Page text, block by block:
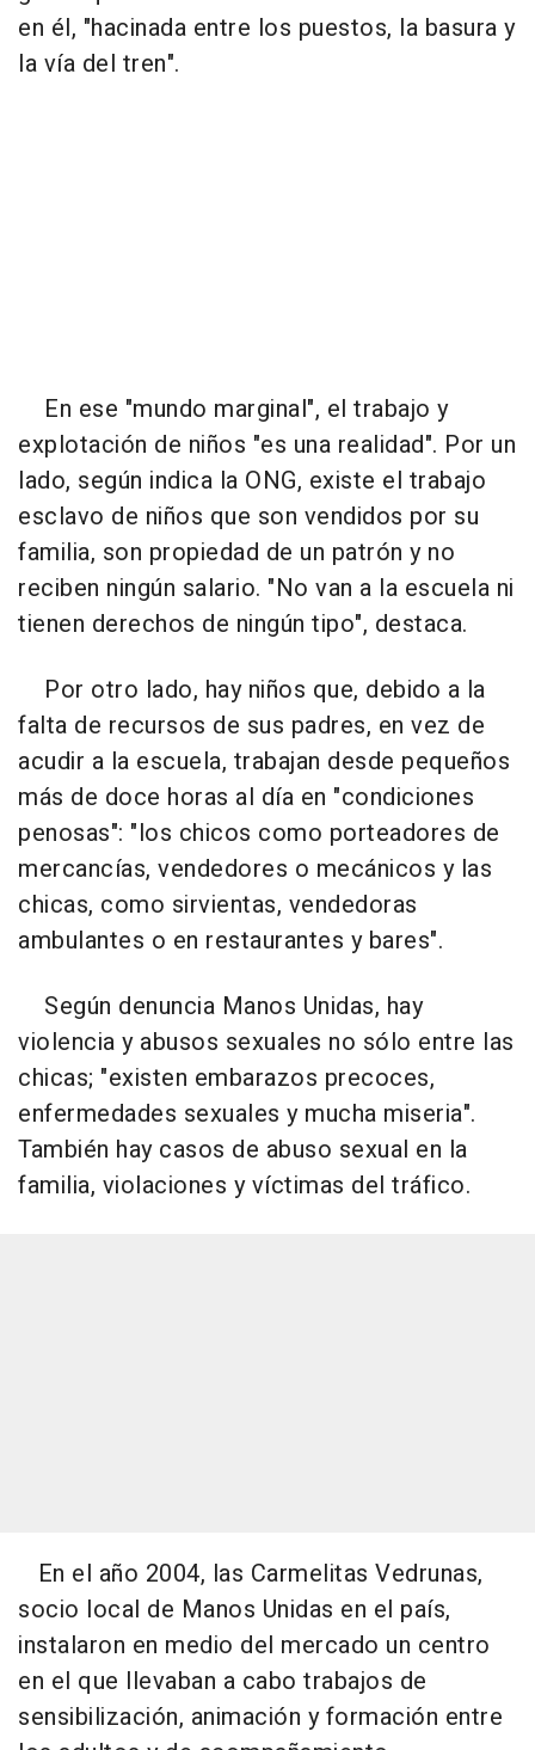
en él, "hacinada entre los puestos, la basura y
la vía del tren".
En ese "mundo marginal", el trabajo y
explotación de niños "es una realidad". Por un
lado, según indica la ONG, existe el trabajo
esclavo de niños que son vendidos por su
familia, son propiedad de un patrón y no
reciben ningún salario. "No van a la escuela ni
tienen derechos de ningún tipo", destaca.
Por otro lado, hay niños que, debido a la
falta de recursos de sus padres, en vez de
acudir a la escuela, trabajan desde pequeños
más de doce horas al día en "condiciones
penosas": "los chicos como porteadores de
mercancías, vendedores o mecánicos y las
chicas, como sirvientas, vendedoras
ambulantes o en restaurantes y bares".
Según denuncia Manos Unidas, hay
violencia y abusos sexuales no sólo entre las
chicas; "existen embarazos precoces,
enfermedades sexuales y mucha miseria".
También hay casos de abuso sexual en la
familia, violaciones y víctimas del tráfico.
En el año 2004, las Carmelitas Vedrunas,
socio local de Manos Unidas en el país,
instalaron en medio del mercado un centro
en el que llevaban a cabo trabajos de
sensibilización, animación y formación entre